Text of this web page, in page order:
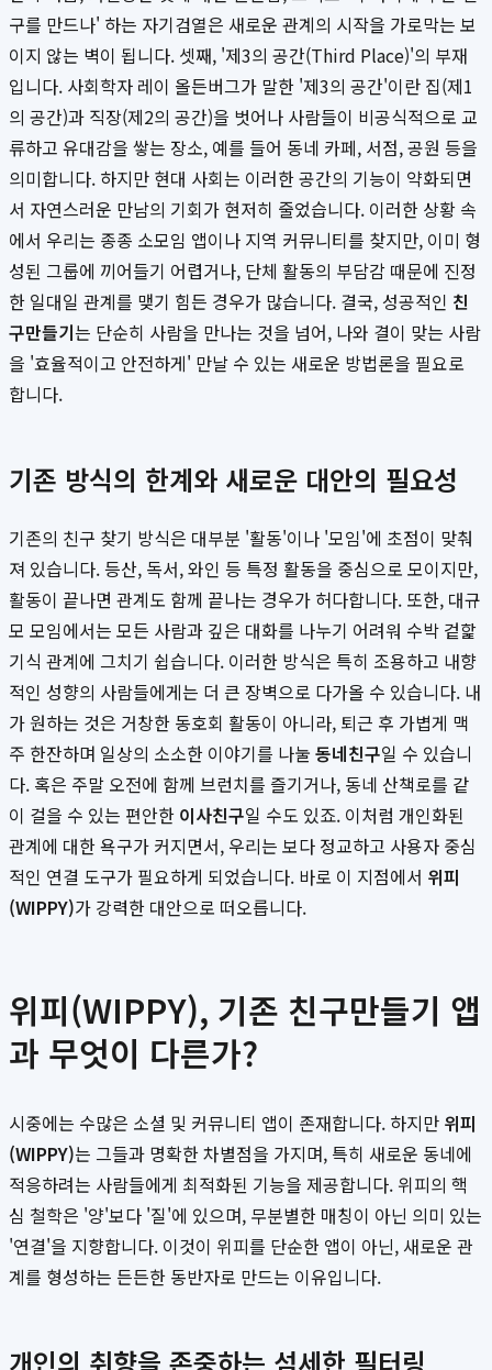
구를 만드나' 하는 자기검열은 새로운 관계의 시작을 가로막는 보
이지 않는 벽이 됩니다. 셋째, '제3의 공간(Third Place)'의 부재
입니다. 사회학자 레이 올든버그가 말한 '제3의 공간'이란 집(제1
의 공간)과 직장(제2의 공간)을 벗어나 사람들이 비공식적으로 교
류하고 유대감을 쌓는 장소, 예를 들어 동네 카페, 서점, 공원 등을
의미합니다. 하지만 현대 사회는 이러한 공간의 기능이 약화되면
서 자연스러운 만남의 기회가 현저히 줄었습니다. 이러한 상황 속
에서 우리는 종종 소모임 앱이나 지역 커뮤니티를 찾지만, 이미 형
성된 그룹에 끼어들기 어렵거나, 단체 활동의 부담감 때문에 진정
한 일대일 관계를 맺기 힘든 경우가 많습니다. 결국, 성공적인 친
구만들기는 단순히 사람을 만나는 것을 넘어, 나와 결이 맞는 사람
을 '효율적이고 안전하게' 만날 수 있는 새로운 방법론을 필요로
합니다.
기존 방식의 한계와 새로운 대안의 필요성
기존의 친구 찾기 방식은 대부분 '활동'이나 '모임'에 초점이 맞춰
져 있습니다. 등산, 독서, 와인 등 특정 활동을 중심으로 모이지만,
활동이 끝나면 관계도 함께 끝나는 경우가 허다합니다. 또한, 대규
모 모임에서는 모든 사람과 깊은 대화를 나누기 어려워 수박 겉핥
기식 관계에 그치기 쉽습니다. 이러한 방식은 특히 조용하고 내향
적인 성향의 사람들에게는 더 큰 장벽으로 다가올 수 있습니다. 내
가 원하는 것은 거창한 동호회 활동이 아니라, 퇴근 후 가볍게 맥
주 한잔하며 일상의 소소한 이야기를 나눌 동네친구일 수 있습니
다. 혹은 주말 오전에 함께 브런치를 즐기거나, 동네 산책로를 같
이 걸을 수 있는 편안한 이사친구일 수도 있죠. 이처럼 개인화된
관계에 대한 욕구가 커지면서, 우리는 보다 정교하고 사용자 중심
적인 연결 도구가 필요하게 되었습니다. 바로 이 지점에서 위피
(WIPPY)가 강력한 대안으로 떠오릅니다.
위피(WIPPY), 기존 친구만들기 앱
과 무엇이 다른가?
시중에는 수많은 소셜 및 커뮤니티 앱이 존재합니다. 하지만 위피
(WIPPY)는 그들과 명확한 차별점을 가지며, 특히 새로운 동네에
적응하려는 사람들에게 최적화된 기능을 제공합니다. 위피의 핵
심 철학은 '양'보다 '질'에 있으며, 무분별한 매칭이 아닌 의미 있는
'연결'을 지향합니다. 이것이 위피를 단순한 앱이 아닌, 새로운 관
계를 형성하는 든든한 동반자로 만드는 이유입니다.
개인의 취향을 존중하는 섬세한 필터링